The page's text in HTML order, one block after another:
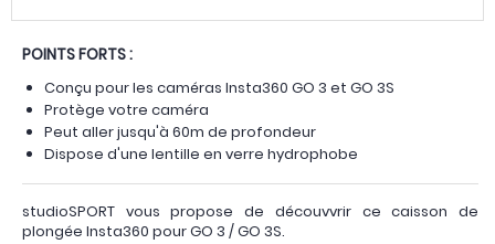
POINTS FORTS :
Conçu pour les caméras Insta360 GO 3 et GO 3S
Protège votre caméra
Peut aller jusqu'à 60m de profondeur
Dispose d'une lentille en verre hydrophobe
studioSPORT vous propose de découvvrir ce caisson de
plongée Insta360 pour GO 3 / GO 3S.